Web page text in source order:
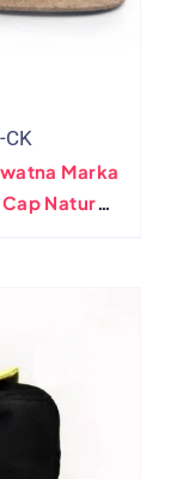
Marka
Nature